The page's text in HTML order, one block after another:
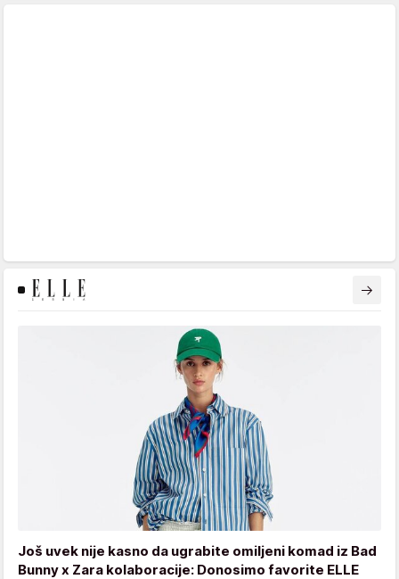
Još uvek nije kasno da ugrabite omiljeni komad iz Bad
Bunny x Zara kolaboracije: Donosimo favorite ELLE